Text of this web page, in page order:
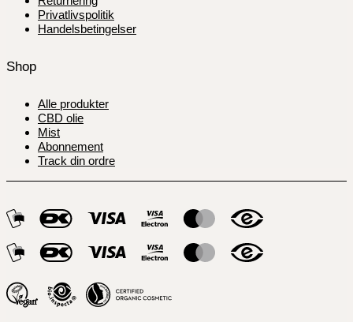
Privatlivspolitik
Handelsbetingelser
Shop
Alle produkter
CBD olie
Mist
Abonnement
Track din ordre